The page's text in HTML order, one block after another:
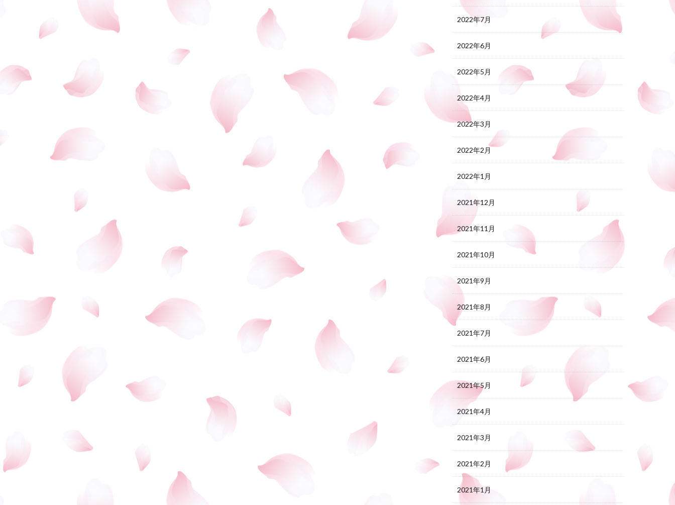
2022年7月
2022年6月
2022年5月
2022年4月
2022年3月
2022年2月
2022年1月
2021年12月
2021年11月
2021年10月
2021年9月
2021年8月
2021年7月
2021年6月
2021年5月
2021年4月
2021年3月
2021年2月
2021年1月